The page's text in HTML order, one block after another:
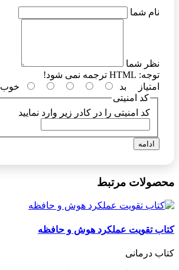
نام شما
نظر شما
توجه:
امتیاز
بد
خوب
کد امنیتی
کد امنیتی را در کادر زیر وارد نمایید
ادامه
محصولات مرتبط
کتاب تقویت عملکرد هوش و حافظه
کتاب درمانی